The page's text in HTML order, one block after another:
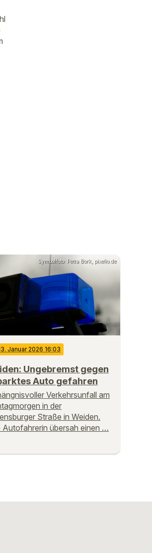
Symbolfoto: Petra Bork, pixelio.de
. Januar 2026 16:03
Ungebremst gegen
Auto gefahren
Verkehrsunfall am
in der
Straße in Weiden.
Autofahrerin übersah einen …